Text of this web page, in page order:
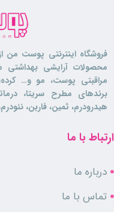
محصولات آرایشی بهداشتی
مراقبتی پوست، مو و…
برندهای مطرح سریتا،
هیدرودرم، ثمین، فاربن،
ارتباط با ما
درباره ما
تماس با ما